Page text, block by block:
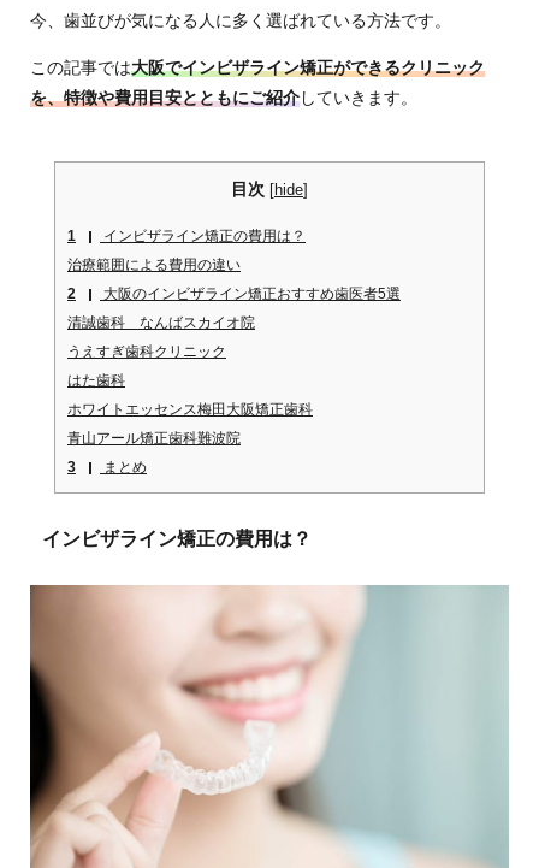
今、歯並びが気になる人に多く選ばれている方法です。
この記事では大阪でインビザライン矯正ができるクリニック
を、特徴や費用目安とともにご紹介していきます。
目次 hide
1
インビザライン矯正の費用は？
治療範囲による費用の違い
2
大阪のインビザライン矯正おすすめ歯医者5選
清誠歯科 なんばスカイオ院
うえすぎ歯科クリニック
はた歯科
ホワイトエッセンス梅田大阪矯正歯科
青山アール矯正歯科難波院
3
まとめ
インビザライン矯正の費用は？